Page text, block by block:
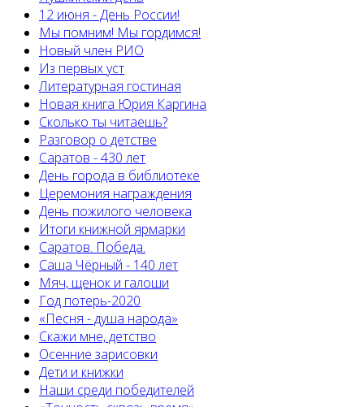
12 июня - День России!
Мы помним! Мы гордимся!
Новый член РИО
Из первых уст
Литературная гостиная
Новая книга Юрия Каргина
Сколько ты читаешь?
Разговор о детстве
Саратов - 430 лет
День города в библиотеке
Церемония награждения
День пожилого человека
Итоги книжной ярмарки
Саратов. Победа.
Саша Чёрный - 140 лет
Мяч, щенок и галоши
Год потерь-2020
«Песня - душа народа»
Скажи мне, детство
Осенние зарисовки
Дети и книжки
Наши среди победителей